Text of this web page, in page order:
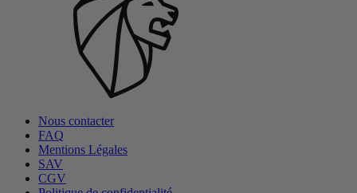
Nous contacter
FAQ
Mentions Légales
SAV
CGV